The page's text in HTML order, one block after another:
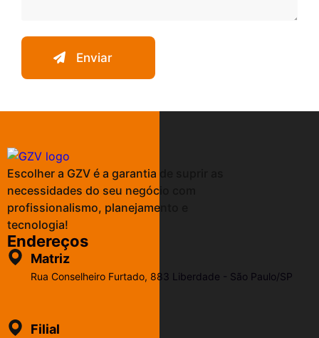
Enviar
Escolher a GZV é a garantia de suprir as
necessidades do seu negócio com
profissionalismo, planejamento e
tecnologia!
Endereços
Matriz
Rua Conselheiro Furtado, 883 Liberdade - São Paulo/SP
Filial